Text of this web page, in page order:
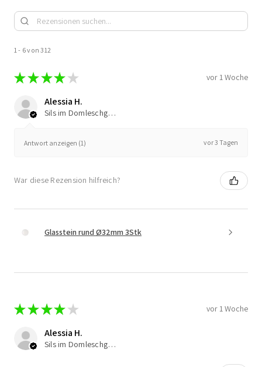
1 - 6 von 312
★★ ★★ ★ vor 1 Woche
Alessia H.
Sils im Domleschg, Switzerland
Antwort anzeigen (1) vor 3 Tagen
War diese Rezension hilfreich?
Glasstein rund Ø32mm 3Stk
★★ ★★ ★ vor 1 Woche
Alessia H.
Sils im Domleschg, Switzerland